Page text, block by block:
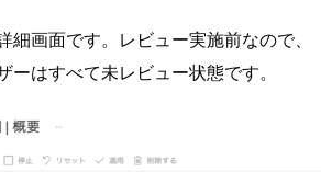
細画面です。レビュー実施前なので、
ーはすべて未レビュー状態です。